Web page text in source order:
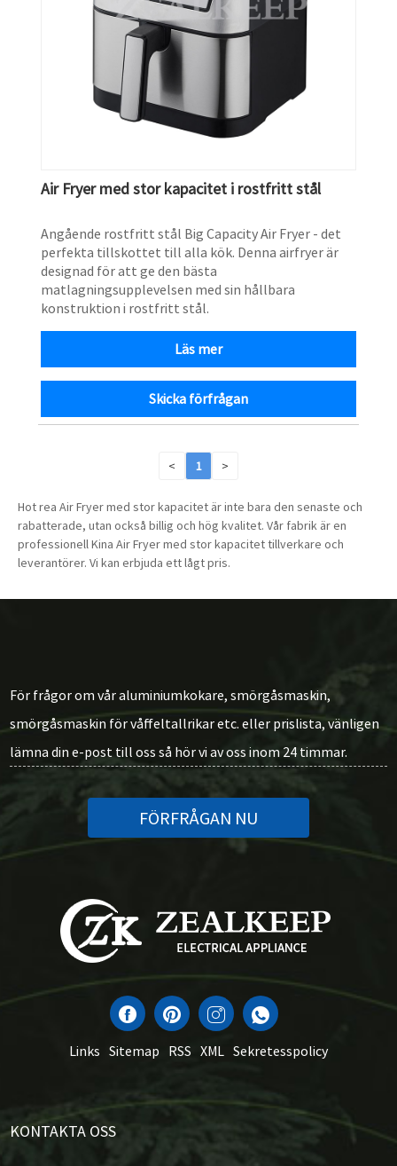
Air Fryer med stor kapacitet i rostfritt stål
Angående rostfritt stål Big Capacity Air Fryer - det
perfekta tillskottet till alla kök. Denna airfryer är
designad för att ge den bästa
matlagningsupplevelsen med sin hållbara
konstruktion i rostfritt stål.
Läs mer
Skicka förfrågan
< 1 >
Hot rea Air Fryer med stor kapacitet är inte bara den senaste och
rabatterade, utan också billig och hög kvalitet. Vår fabrik är en
professionell Kina Air Fryer med stor kapacitet tillverkare och
leverantörer. Vi kan erbjuda ett lågt pris.
För frågor om vår aluminiumkokare, smörgåsmaskin,
smörgåsmaskin för våffeltallrikar etc. eller prislista, vänligen
lämna din e-post till oss så hör vi av oss inom 24 timmar.
FÖRFRÅGAN NU
Links Sitemap RSS XML Sekretesspolicy
KONTAKTA OSS